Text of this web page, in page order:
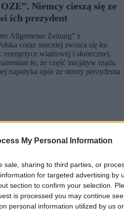
My Personal Information
sale, sharing to third parties, or
for targeted advertising by
section to confirm your selection.
is processed you may continue
personal information utilized by us or
Niemcy cieszą się ze
ich prezydent
Allgemeine Zeitung” z
coraz mocniej zwraca się ku
wiatrowej i słonecznej.
to, że część inicjatyw rządu
napotyka opór ze strony prezydenta